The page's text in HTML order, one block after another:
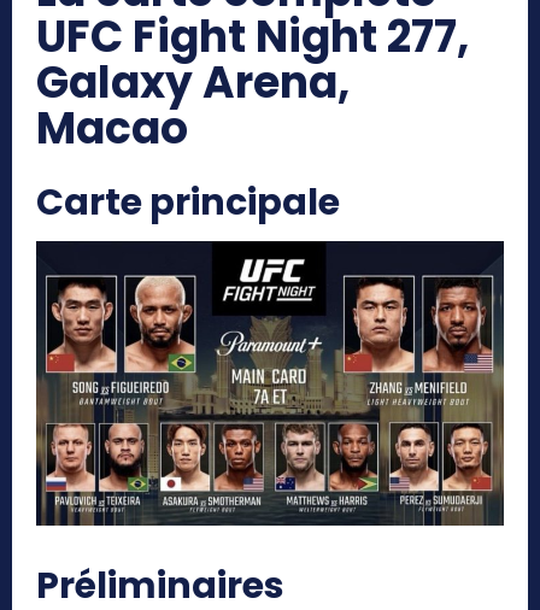
UFC Fight Night 277,
Galaxy Arena,
Macao
Carte principale
Préliminaires